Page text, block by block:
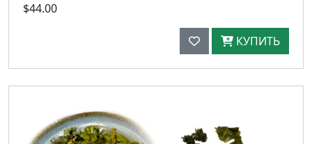
$44.00
КУПИТЬ